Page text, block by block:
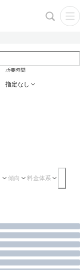
所要時間
指定なし
傾向 料金体系